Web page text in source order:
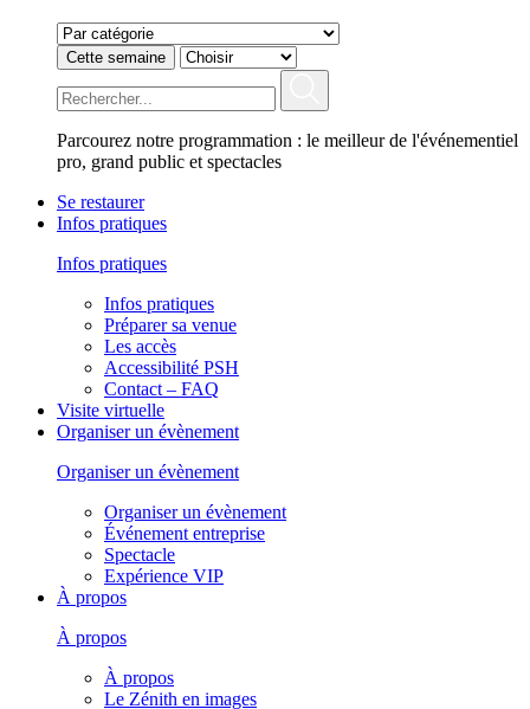
Cette semaine
Parcourez notre programmation : le meilleur de l'événementiel
pro, grand public et spectacles
Se restaurer
Infos pratiques
Infos pratiques
Infos pratiques
Préparer sa venue
Les accès
Accessibilité PSH
Contact – FAQ
Visite virtuelle
Organiser un évènement
Organiser un évènement
Organiser un évènement
Événement entreprise
Spectacle
Expérience VIP
À propos
À propos
À propos
Le Zénith en images